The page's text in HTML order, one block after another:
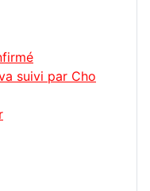
suivi par Cho